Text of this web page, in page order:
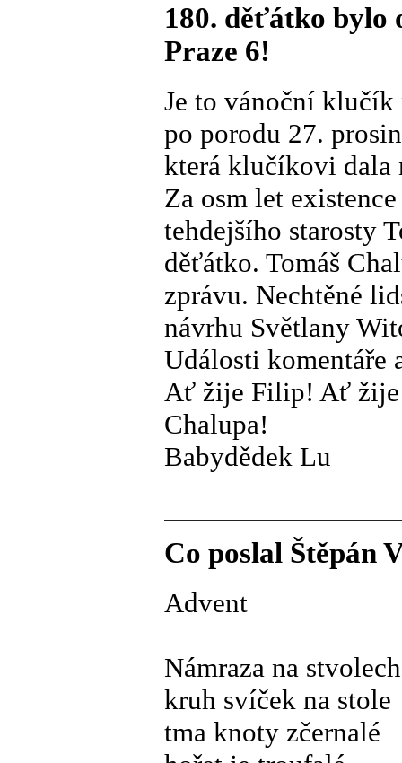
180. děťátko bylo
Praze 6!
Je to vánoční klučík
po porodu 27.
která klučíkovi dala
Za osm let
tehdejšího starosty
děťátko. Tomáš
zprávu. Nechtěné
návrhu Světlany
Události komentáře
Ať žije Filip! Ať žije
Chalupa!
Babydědek Lu
Co poslal Štěpán
Advent
Námraza na stvolech
kruh svíček na stole
tma knoty zčernalé